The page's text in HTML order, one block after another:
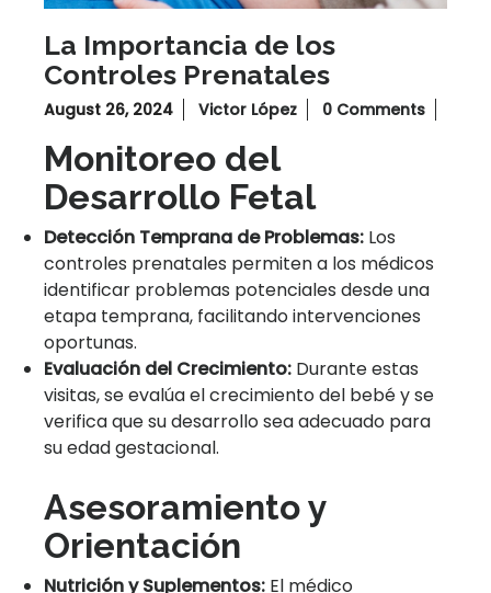
La Importancia de los
Controles Prenatales
August 26, 2024 Victor López 0 Comments
Monitoreo del
Desarrollo Fetal
Detección Temprana de Problemas: Los
controles prenatales permiten a los médicos
identificar problemas potenciales desde una
etapa temprana, facilitando intervenciones
oportunas.
Evaluación del Crecimiento: Durante estas
visitas, se evalúa el crecimiento del bebé y se
verifica que su desarrollo sea adecuado para
su edad gestacional.
Asesoramiento y
Orientación
Nutrición y Suplementos: El médico